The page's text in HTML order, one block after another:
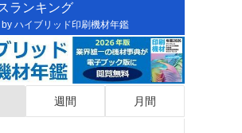
ランキング
ハイブリッド印刷機材年鑑
週間 月間